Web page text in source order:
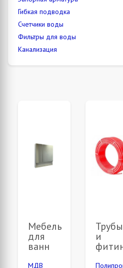
Гибкая подводка
Счетчики воды
Фильтры для воды
Канализация
Мебель
для
ванн
МДВ
Трубы
и